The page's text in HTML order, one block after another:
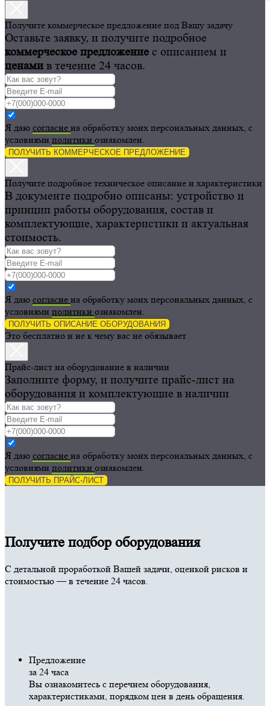
Получите коммерческое предложение под Вашу задачу
Оставьте заявку, и получите подробное
коммерческое предложение с описанием и
ценами в течение 24 часов.
Я даю согласие на обработку моих персональных данных, с
условиями политики ознакомлен.
ПОЛУЧИТЬ КОММЕРЧЕСКОЕ ПРЕДЛОЖЕНИЕ
Получите подробное техническое описание и характеристики
В документе подробно описаны: устройство и
принцип работы оборудования, состав и
комплектующие, характеристики и актуальная
стоимость.
Я даю согласие на обработку моих персональных данных, с
условиями политики ознакомлен.
ПОЛУЧИТЬ ОПИСАНИЕ ОБОРУДОВАНИЯ
Это бесплатно и не к чему вас не обязывает
Прайс-лист на оборудование в наличии
Заполните форму, и получите прайс-лист на
оборудования и комплектующие в наличии
Я даю согласие на обработку моих персональных данных, с
условиями политики ознакомлен.
ПОЛУЧИТЬ ПРАЙС-ЛИСТ
Получите подбор оборудования
С детальной проработкой Вашей задачи, оценкой рисков и
стоимостью — в течение 24 часов.
Предложение
за 24 часа
Вы ознакомитесь с перечнем оборудования,
характеристиками, порядком цен в день обращения.